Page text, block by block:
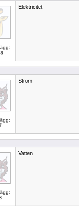
Elektricitet
Ström
Vatten